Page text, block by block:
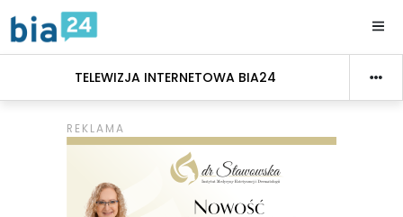
TELEWIZJA INTERNETOWA BIA24